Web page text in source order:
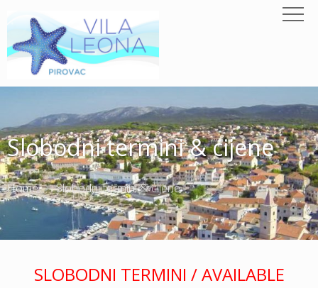
Slobodni termini & cijene
Home Slobodni termini & cijene
SLOBODNI TERMINI / AVAILABLE